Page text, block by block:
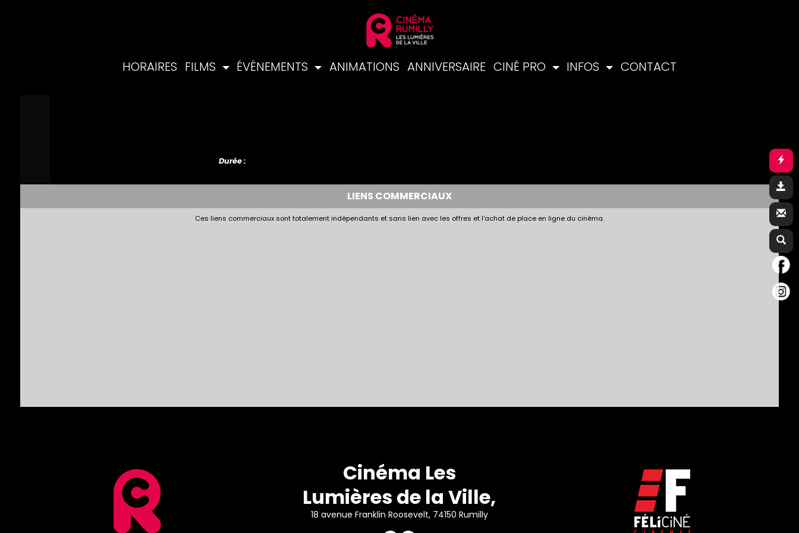
HORAIRES FILMS ÉVÉNEMENTS ANIMATIONS ANNIVERSAIRE CINÉ PRO INFOS CONTACT
Durée :
LIENS COMMERCIAUX
Ces liens commerciaux sont totalement indépendants et sans lien avec les offres et l'achat de place en ligne du cinéma.
Cinéma Les
Lumières de la Ville,
18 avenue Franklin Roosevelt, 74150 Rumilly